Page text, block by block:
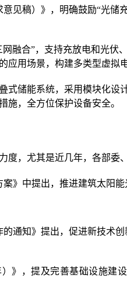
见稿）》，明确鼓励“光
融合”，支持充放电和光
用场景，构建多类型虚拟
储能系统，采用模块化
施，全方位保护设备安全。
，尤其是近几年，各部委
中提出，推进建筑太阳
通知》提出，促进新技术
，提及完善基础设施建